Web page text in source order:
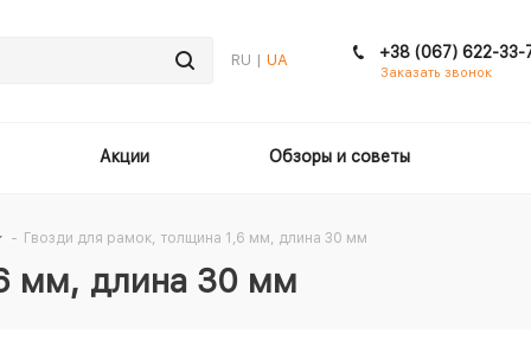
RU | UA +38 (067) 622-33-
Заказать звонок
Акции Обзоры и советы
- Гвозди для рамок, толщина 1,6 мм, длина 30 мм
мм, длина 30 мм